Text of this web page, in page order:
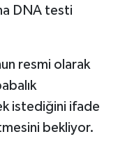
DNA testi
resmi olarak
istediğini ifade
bekliyor.